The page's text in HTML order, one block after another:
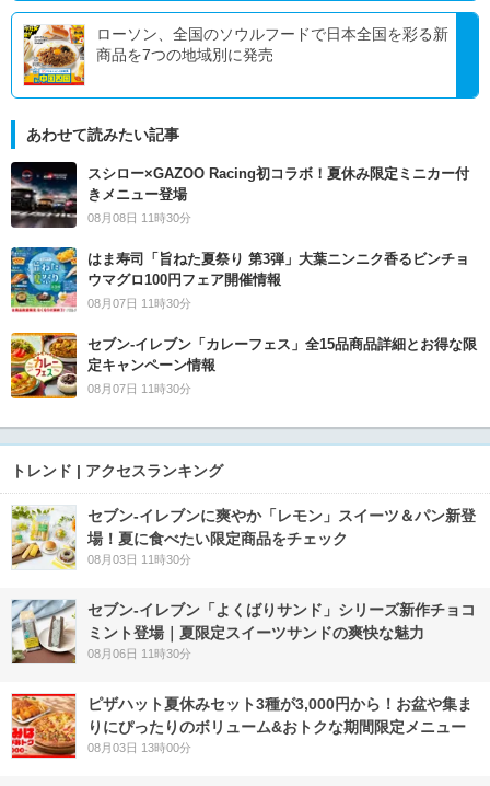
ローソン、全国のソウルフードで日本全国を彩る新
商品を7つの地域別に発売
あわせて読みたい記事
スシロー×GAZOO Racing初コラボ！夏休み限定ミニカー付
きメニュー登場
08月08日 11時30分
はま寿司「旨ねた夏祭り 第3弾」大葉ニンニク香るビンチョ
ウマグロ100円フェア開催情報
08月07日 11時30分
セブン‐イレブン「カレーフェス」全15品商品詳細とお得な限
定キャンペーン情報
08月07日 11時30分
トレンド | アクセスランキング
セブン‐イレブンに爽やか「レモン」スイーツ＆パン新登
場！夏に食べたい限定商品をチェック
08月03日 11時30分
セブン‐イレブン「よくばりサンド」シリーズ新作チョコ
ミント登場｜夏限定スイーツサンドの爽快な魅力
08月06日 11時30分
ピザハット夏休みセット3種が3,000円から！お盆や集ま
りにぴったりのボリューム&おトクな期間限定メニュー
08月03日 13時00分